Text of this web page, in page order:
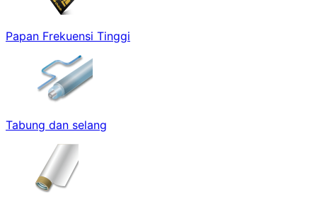
Papan Frekuensi Tinggi
Tabung dan selang